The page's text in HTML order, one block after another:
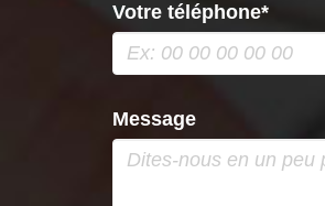
Votre téléphone*
Message